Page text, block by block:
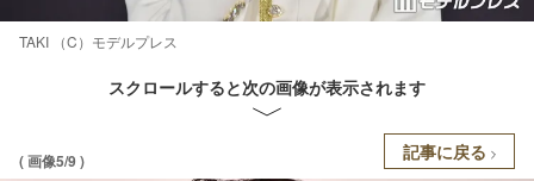
TAKI （C）モデルプレス
スクロールすると次の画像が表示されます
( 画像5/9 ) 記事に戻る